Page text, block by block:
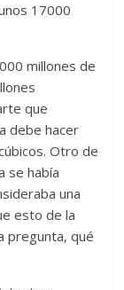
17000
millones de
que
debe hacer
Otro de
se había
una
esto de la
pregunta, qué